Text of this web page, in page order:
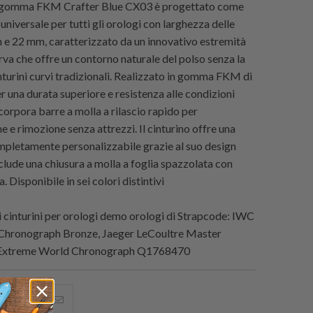
FKM Crafter Blue CX03 è progettato come
per tutti gli orologi con larghezza delle
e 22 mm, caratterizzato da un innovativo estremità
che offre un contorno naturale del polso senza la
curvi tradizionali. Realizzato in gomma FKM di
una durata superiore e resistenza alle condizioni
barre a molla a rilascio rapido per
e rimozione senza attrezzi. Il cinturino offre una
personalizzabile grazie al suo design
una chiusura a molla a foglia spazzolata con
Disponibile in sei colori distintivi
per orologi demo orologi di Strapcode: IWC
Bronze, Jaeger LeCoultre Master
World Chronograph Q1768470
Condividi